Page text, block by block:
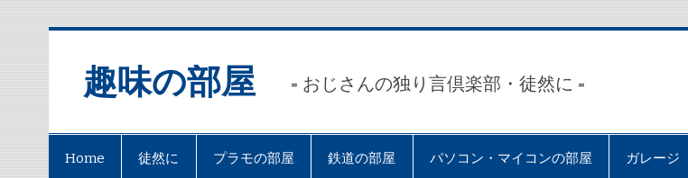
趣味の部屋 = おじさんの独り言倶楽部・徒然に =
Home 徒然に プラモの部屋 鉄道の部屋 パソコン・マイコンの部屋 ガレージ